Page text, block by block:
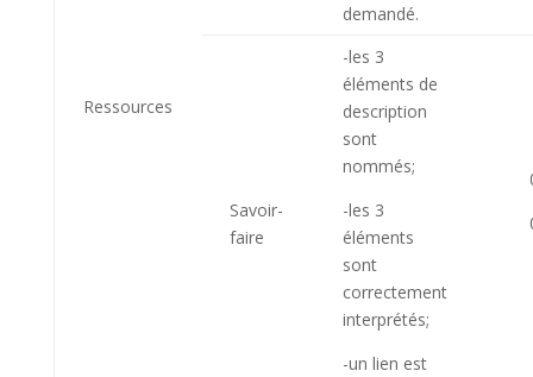
Ressources
demandé.
Savoir-
faire
-les 3
éléments de
description
sont
nommés;
-les 3
éléments
sont
correctement
interprétés;
-un lien est